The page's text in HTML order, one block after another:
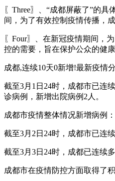
〖Three〗、“成都屏蔽了”的
间，为了有效控制疫情传播，
〖Four〗、在新冠疫情期间，
控的需要，旨在保护公众的健康
成都,连续10天0新增!最新疫情
截至3月1日24时，成都市已连
诊病例，新增出院病例2人。
成都市疫情整体情况新增病例
截至3月2日24时，成都市已连
截至3月3日24时，成都已连续
成都市在疫情防控方面取得了